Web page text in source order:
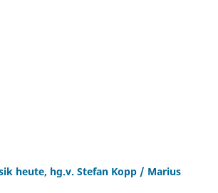
heute, hg.v. Stefan Kopp / Marius